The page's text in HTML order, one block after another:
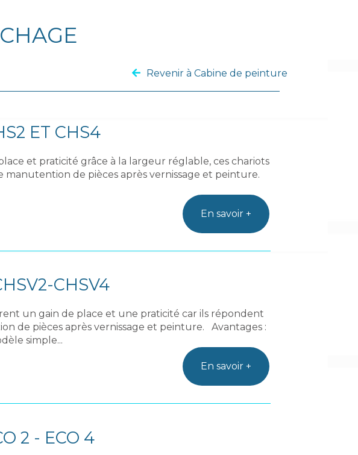
Revenir à Cabine de peinture
ET CHS4
et praticité grâce à la largeur réglable, ces chariots
de pièces après vernissage et peinture.
En savoir +
CHSV4
un gain de place et une praticité car ils répondent
de pièces après vernissage et peinture. Avantages :
simple...
En savoir +
2 - ECO 4